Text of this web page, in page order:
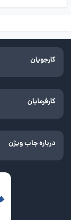
کارجویان
کارفرمایان
درباره جاب ویژن